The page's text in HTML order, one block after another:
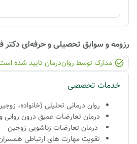
رزومه و سوابق تحصیلی و حرفه‌ایدکتر
مدارک توسط روان‌درمان تایید شده
خدمات تخصصی
روان درمانی تحلیلی (خانواده،
درمان تعارضات عمیق درون روانی
درمان تعارضات زناشویی زوجین
تقویت مهارت های ارتباطی